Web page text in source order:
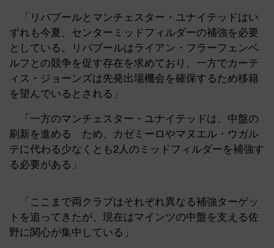
「リバプールとマンチェスター・ユナイテッドはい
ずれも今夏、センターミッドフィルダーの補強を必要
としている。リバプールはライアン・フラーフェンベ
ルフとの競争を促す存在を求めており、一方でカーテ
ィス・ジョーンズは先発出場機会を確保するため移籍
を望んでいるとされる」
「一方のマンチェスター・ユナイテッドは、中盤の
刷新を進める ため、カゼミーロやマヌエル・ウガル
テに代わる少なくとも2人のミッドフィルダーを補強す
る必要がある」
「ここまで両クラブはそれぞれ異なる補強ターゲッ
トを追ってきたが、現在はマインツの中盤を支える佐
野に関心が集中している」